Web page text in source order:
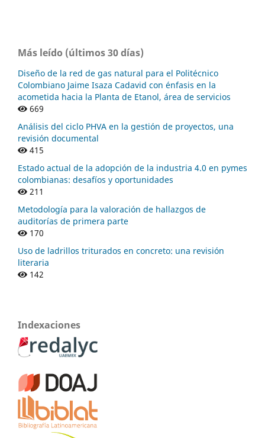
Más leído (últimos 30 días)
Diseño de la red de gas natural para el Politécnico
Colombiano Jaime Isaza Cadavid con énfasis en la
acometida hacia la Planta de Etanol, área de servicios
669
Análisis del ciclo PHVA en la gestión de proyectos, una
revisión documental
415
Estado actual de la adopción de la industria 4.0 en pymes
colombianas: desafíos y oportunidades
211
Metodología para la valoración de hallazgos de
auditorías de primera parte
170
Uso de ladrillos triturados en concreto: una revisión
literaria
142
Indexaciones